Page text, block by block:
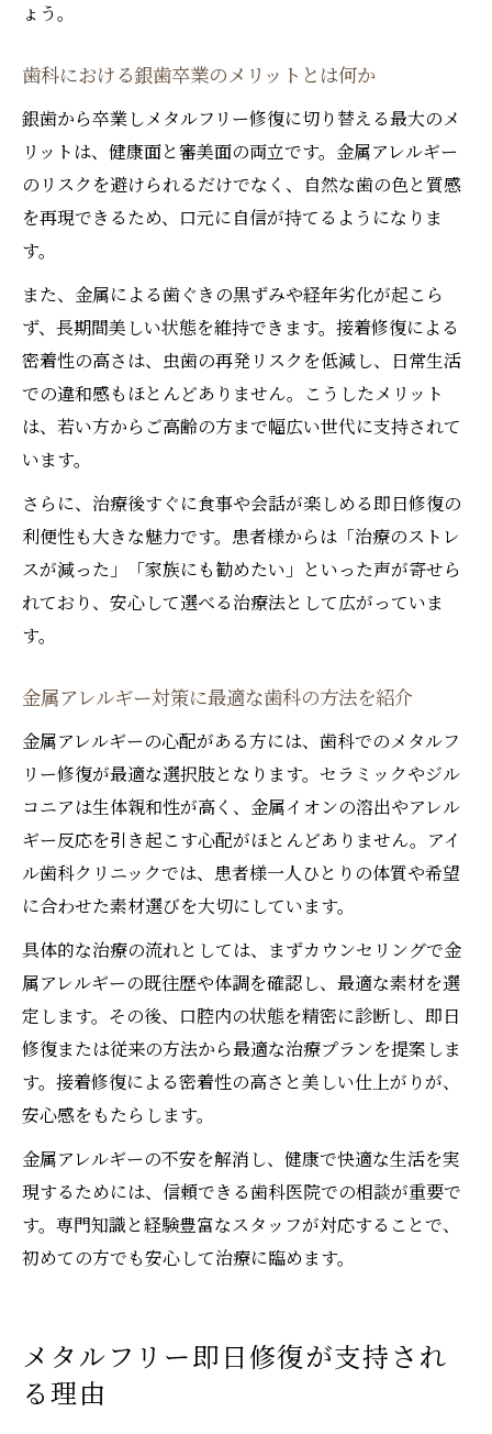
ょう。
歯科における銀歯卒業のメリットとは何か
銀歯から卒業しメタルフリー修復に切り替える最大のメ
リットは、健康面と審美面の両立です。金属アレルギー
のリスクを避けられるだけでなく、自然な歯の色と質感
を再現できるため、口元に自信が持てるようになりま
す。
また、金属による歯ぐきの黒ずみや経年劣化が起こら
ず、長期間美しい状態を維持できます。接着修復による
密着性の高さは、虫歯の再発リスクを低減し、日常生活
での違和感もほとんどありません。こうしたメリット
は、若い方からご高齢の方まで幅広い世代に支持されて
います。
さらに、治療後すぐに食事や会話が楽しめる即日修復の
利便性も大きな魅力です。患者様からは「治療のストレ
スが減った」「家族にも勧めたい」といった声が寄せら
れており、安心して選べる治療法として広がっていま
す。
金属アレルギー対策に最適な歯科の方法を紹介
金属アレルギーの心配がある方には、歯科でのメタルフ
リー修復が最適な選択肢となります。セラミックやジル
コニアは生体親和性が高く、金属イオンの溶出やアレル
ギー反応を引き起こす心配がほとんどありません。アイ
ル歯科クリニックでは、患者様一人ひとりの体質や希望
に合わせた素材選びを大切にしています。
具体的な治療の流れとしては、まずカウンセリングで金
属アレルギーの既往歴や体調を確認し、最適な素材を選
定します。その後、口腔内の状態を精密に診断し、即日
修復または従来の方法から最適な治療プランを提案しま
す。接着修復による密着性の高さと美しい仕上がりが、
安心感をもたらします。
金属アレルギーの不安を解消し、健康で快適な生活を実
現するためには、信頼できる歯科医院での相談が重要で
す。専門知識と経験豊富なスタッフが対応することで、
初めての方でも安心して治療に臨めます。
メタルフリー即日修復が支持され
る理由